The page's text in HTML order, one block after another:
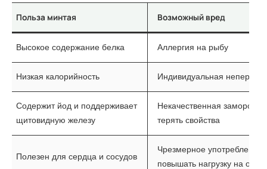
Польза минтая Возможный вред
Высокое содержание белка Аллергия на рыбу
Низкая калорийность Индивидуальная
Содержит йод и поддерживает
щитовидную железу
Некачественная
терять свойства
Полезен для сердца и сосудов
Чрезмерное
повышать нагрузку на